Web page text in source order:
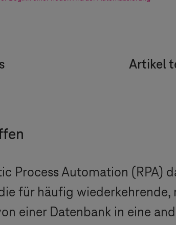
Artikel
Process Automation (RPA)
für häufig
einer Datenbank in eine